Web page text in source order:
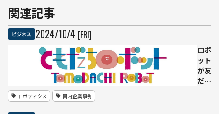
関連記事
ビジネス 2024/10/4 [FRI]
ロボ
ット
が友
だち
ロボティクス 国内企業事例